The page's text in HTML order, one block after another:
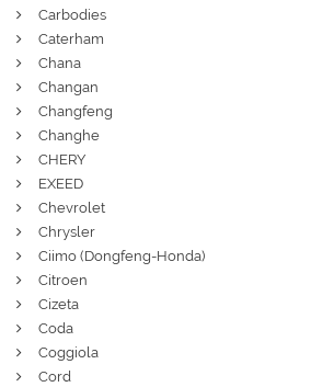
Carbodies
Caterham
Chana
Changan
Changfeng
Changhe
CHERY
EXEED
Chevrolet
Chrysler
Ciimo (Dongfeng-Honda)
Citroen
Cizeta
Coda
Coggiola
Cord